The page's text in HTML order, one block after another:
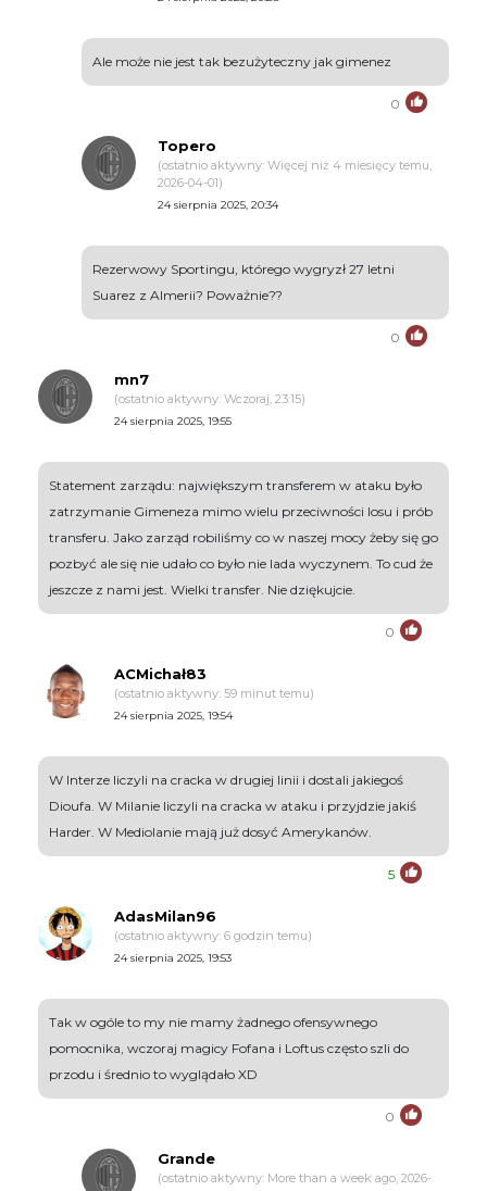
Ale może nie jest tak bezużyteczny jak gimenez
0
Topero
(ostatnio aktywny: Więcej niż 4 miesięcy temu,
2026-04-01)
24 sierpnia 2025, 20:34
Rezerwowy Sportingu, którego wygryzł 27 letni
Suarez z Almerii? Poważnie??
0
mn7
(ostatnio aktywny: Wczoraj, 23:15)
24 sierpnia 2025, 19:55
Statement zarządu: największym transferem w ataku było
zatrzymanie Gimeneza mimo wielu przeciwności losu i prób
transferu. Jako zarząd robiliśmy co w naszej mocy żeby się go
pozbyć ale się nie udało co było nie lada wyczynem. To cud że
jeszcze z nami jest. Wielki transfer. Nie dziękujcie.
0
ACMichał83
(ostatnio aktywny: 59 minut temu)
24 sierpnia 2025, 19:54
W Interze liczyli na cracka w drugiej linii i dostali jakiegoś
Dioufa. W Milanie liczyli na cracka w ataku i przyjdzie jakiś
Harder. W Mediolanie mają już dosyć Amerykanów.
5
AdasMilan96
(ostatnio aktywny: 6 godzin temu)
24 sierpnia 2025, 19:53
Tak w ogóle to my nie mamy żadnego ofensywnego
pomocnika, wczoraj magicy Fofana i Loftus często szli do
przodu i średnio to wyglądało XD
0
Grande
(ostatnio aktywny: More than a week ago, 2026-